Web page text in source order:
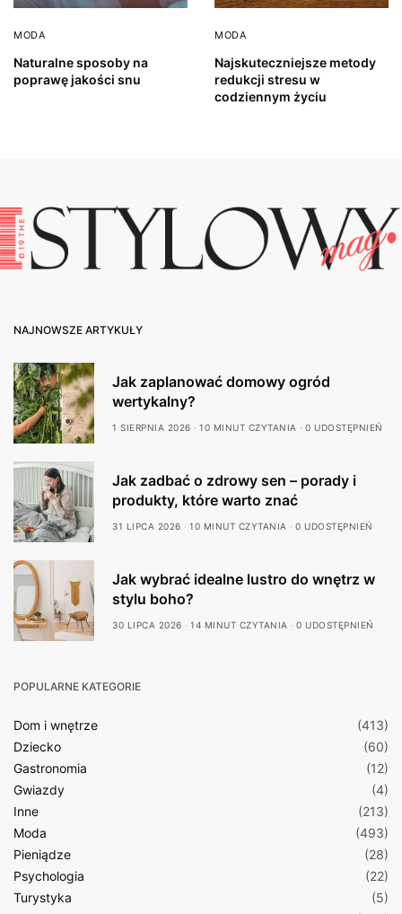
MODA
Naturalne sposoby na
poprawę jakości snu
MODA
Najskuteczniejsze metody
redukcji stresu w
codziennym życiu
NAJNOWSZE ARTYKUŁY
Jak zaplanować domowy ogród
wertykalny?
1 SIERPNIA 2026 10 MINUT CZYTANIA 0 UDOSTĘPNIEŃ
Jak zadbać o zdrowy sen – porady i
produkty, które warto znać
31 LIPCA 2026 10 MINUT CZYTANIA 0 UDOSTĘPNIEŃ
Jak wybrać idealne lustro do wnętrz w
stylu boho?
30 LIPCA 2026 14 MINUT CZYTANIA 0 UDOSTĘPNIEŃ
POPULARNE KATEGORIE
Dom i wnętrze
(413)
Dziecko
(60)
Gastronomia
(12)
Gwiazdy
(4)
Inne
(213)
Moda
(493)
Pieniądze
(28)
Psychologia
(22)
Turystyka
(5)